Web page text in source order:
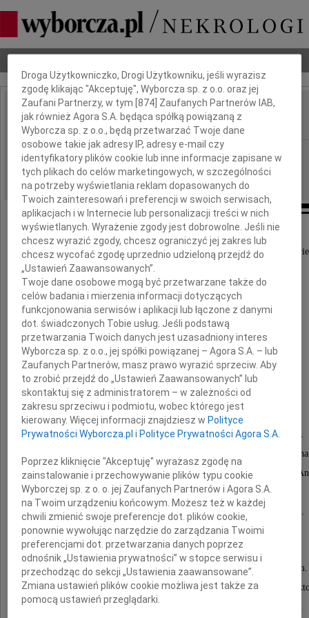
Nekrologi
IMIĘ I NAZWISKO: Marta Jankowska
REGION: Warszawa
DATA EMISJI: 21.06.2024
Dnia 15 czerwca 2024 roku zmarła w Warszawie
Marta Jankowska
z domu Marczewska
Urodziła się 24 kwietnia 1935 roku w Wilnie.
W 1941 roku razem z matką została wywieziona
przez Sowietów do Kazachstanu, a potem, z Armią
wydostała się przez Persję do Rodezji.
W 1947 roku wraz z matką wróciły do Polski.
Ukończyła studia zootechniczne na SGGW
i lingwistyczne na Uniwersytecie Warszawskim.
Zawodowo, przez całe życie, pracowała jako
języka angielskiego na Wyższych Uczelniach.
Dbamy o Twoją prywatność
Droga Użytkowniczko, Drogi Użytkowniku, jeśli wyrazisz
zgodę klikając "Akceptuję", Wyborcza sp. z o.o. oraz jej
Zaufani Partnerzy, w tym [874 ] Zaufanych Partnerów IAB,
jak również Agora S.A. będąca spółką powiązaną z
Wyborcza sp. z o.o., będą przetwarzać Twoje dane
osobowe takie jak adresy IP, adresy e-mail czy
identyfikatory plików cookie lub inne informacje zapisane w
tych plikach do celów marketingowych, w szczególności
na potrzeby wyświetlania reklam dopasowanych do
Twoich zainteresowań i preferencji w swoich serwisach,
aplikacjach i w Internecie lub personalizacji treści w nich
wyświetlanych. Wyrażenie zgody jest dobrowolne. Jeśli nie
chcesz wyrazić zgody, chcesz ograniczyć jej zakres lub
chcesz wycofać zgodę uprzednio udzieloną przejdź do
„Ustawień Zaawansowanych”.
Twoje dane osobowe mogą być przetwarzane także do
celów badania i mierzenia informacji dotyczących
funkcjonowania serwisów i aplikacji lub łączone z danymi
dot. świadczonych Tobie usług. Jeśli podstawą
przetwarzania Twoich danych jest uzasadniony interes
Wyborcza sp. z o.o., jej spółki powiązanej – Agora S.A. – lub
Zaufanych Partnerów, masz prawo wyrazić sprzeciw. Aby
to zrobić przejdź do „Ustawień Zaawansowanych” lub
skontaktuj się z administratorem – w zależności od
zakresu sprzeciwu i podmiotu, wobec którego jest
kierowany. Więcej informacji znajdziesz w Polityce
Prywatności Wyborcza.pl i Polityce Prywatności Agora S.A.
Poprzez kliknięcie "Akceptuję" wyrażasz zgodę na
zainstalowanie i przechowywanie plików typu cookie
Wyborczej sp. z o. o. jej Zaufanych Partnerów i Agora S.A.
na Twoim urządzeniu końcowym. Możesz też w każdej
chwili zmienić swoje preferencje dot. plików cookie,
ponownie wywołując narzędzie do zarządzania Twoimi
preferencjami dot. przetwarzania danych poprzez
odnośnik „Ustawienia prywatności” w stopce serwisu i
przechodząc do sekcji „Ustawienia zaawansowane”.
Zmiana ustawień plików cookie możliwa jest także za
pomocą ustawień przeglądarki.